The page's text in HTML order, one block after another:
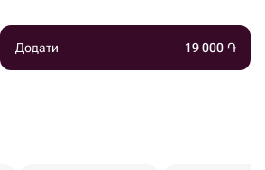
Додати 19 000 ֏